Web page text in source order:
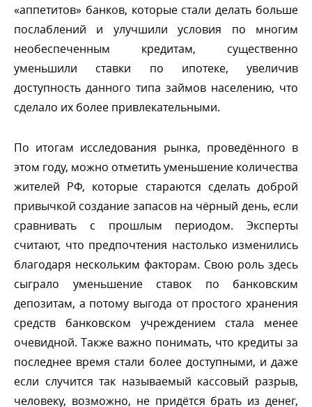
«аппетитов» банков, которые стали делать больше
послаблений и улучшили условия по многим
необеспеченным кредитам, существенно
уменьшили ставки по ипотеке, увеличи
доступность данного типа займов населению, что
сделало их более привлекательными.
По итогам исследования рынка, проведённого
этом году, можно отметить уменьшение количества
жителей РФ, которые стараются сделать доброй
привычкой создание запасов на чёрный день, если
сравнивать с прошлым периодом. Эксперты
считают, что предпочтения настолько изменились
лагодаря нескольким факторам. Свою роль здесь
сыграло уменьшение ставок по банковским
депозитам, а потому выгода от простого хранения
средств банковском учреждением стала менее
очевидной. Также важно понимать, что кредиты за
последнее время стали более доступными, и даже
если случится так называемый кассовый разрыв,
человеку, возможно, не придётся брать из денег,